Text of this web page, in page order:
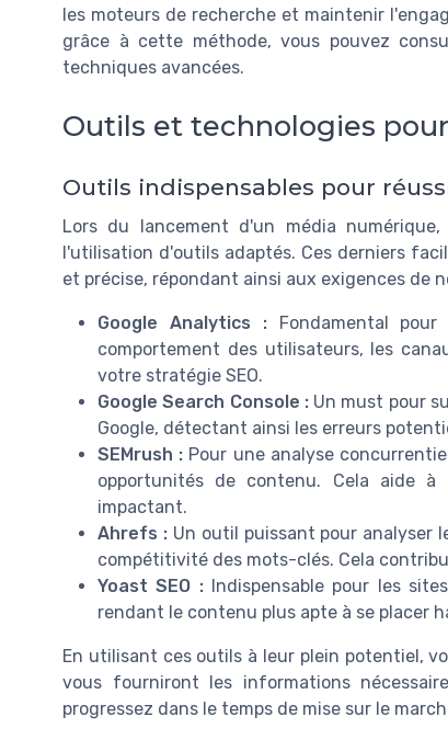
les moteurs de recherche et maintenir
grâce à cette méthode, vous pouvez
techniques avancées.
Outils et technologies pour
Outils indispensables pour
Lors du lancement d'un média
l'utilisation d'outils adaptés. Ces derniers
et précise, répondant ainsi aux exigences
Google Analytics :Fondamental
comportement des utilisateurs, les
votre stratégie SEO.
Google Search Console :Un must pour
Google, détectant ainsi les erreurs
SEMrush : Pour une analyse
opportunités de contenu. Cela aide
impactant.
Ahrefs :Un outil puissant pour analyser
compétitivité des mots-clés. Cela
Yoast SEO :Indispensable pour les
rendant le contenu plus apte à se placer
En utilisant ces outils à leur plein potentiel,
vous fourniront les informations
progressez dans le temps de mise sur le